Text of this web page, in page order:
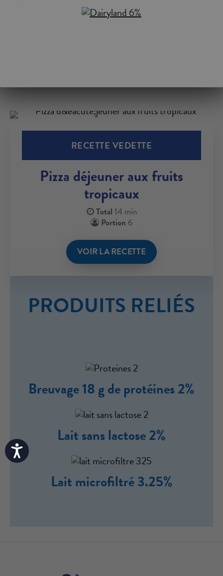
Accessibility
www.BrandSparkMostTrusted.com
RECETTE VEDETTE
Pizza déjeuner aux fruits
tropicaux
Total 14 min
Portion 6
VOIR LA RECETTE
PRODUITS RELIÉS
Breuvage 18 g de protéines 2%
Lait sans lactose 2%
Lait microfiltré 3.25%